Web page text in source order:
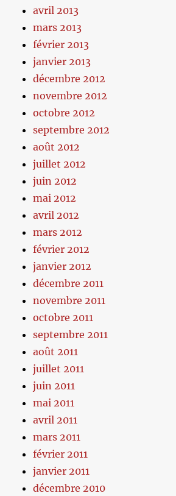
avril 2013
mars 2013
février 2013
janvier 2013
décembre 2012
novembre 2012
octobre 2012
septembre 2012
août 2012
juillet 2012
juin 2012
mai 2012
avril 2012
mars 2012
février 2012
janvier 2012
décembre 2011
novembre 2011
octobre 2011
septembre 2011
août 2011
juillet 2011
juin 2011
mai 2011
avril 2011
mars 2011
février 2011
janvier 2011
décembre 2010